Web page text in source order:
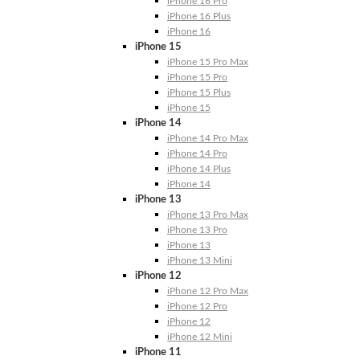
iPhone 16 Plus
iPhone 16
iPhone 15
iPhone 15 Pro Max
iPhone 15 Pro
iPhone 15 Plus
iPhone 15
iPhone 14
iPhone 14 Pro Max
iPhone 14 Pro
iPhone 14 Plus
iPhone 14
iPhone 13
iPhone 13 Pro Max
iPhone 13 Pro
iPhone 13
iPhone 13 Mini
iPhone 12
iPhone 12 Pro Max
iPhone 12 Pro
iPhone 12
iPhone 12 Mini
iPhone 11